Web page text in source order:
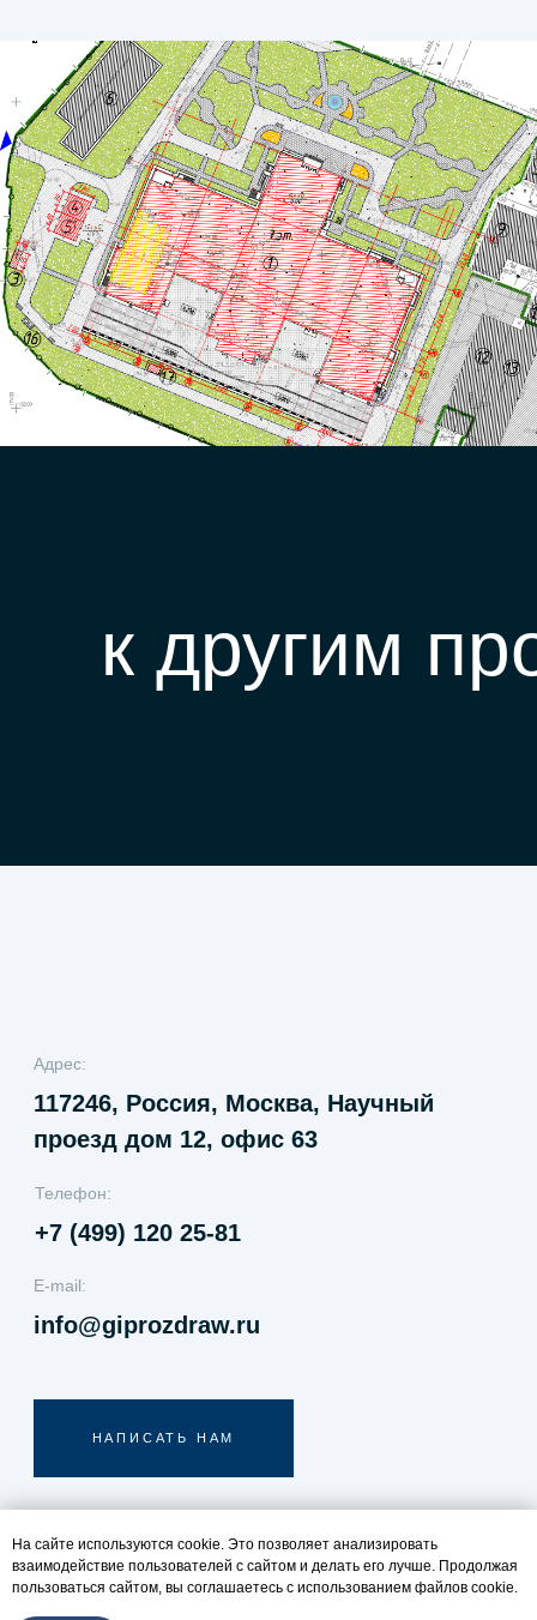
к другим
На сайте используются cookie. Это позволяет анализировать
взаимодействие пользователей с сайтом и делать его лучше. Продолжая
пользоваться сайтом, вы соглашаетесь с использованием файлов cookie.